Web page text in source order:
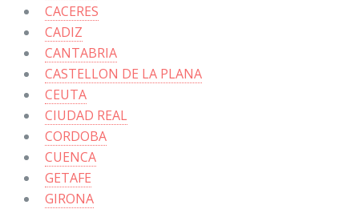
CACERES
CADIZ
CANTABRIA
CASTELLON DE LA PLANA
CEUTA
CIUDAD REAL
CORDOBA
CUENCA
GETAFE
GIRONA